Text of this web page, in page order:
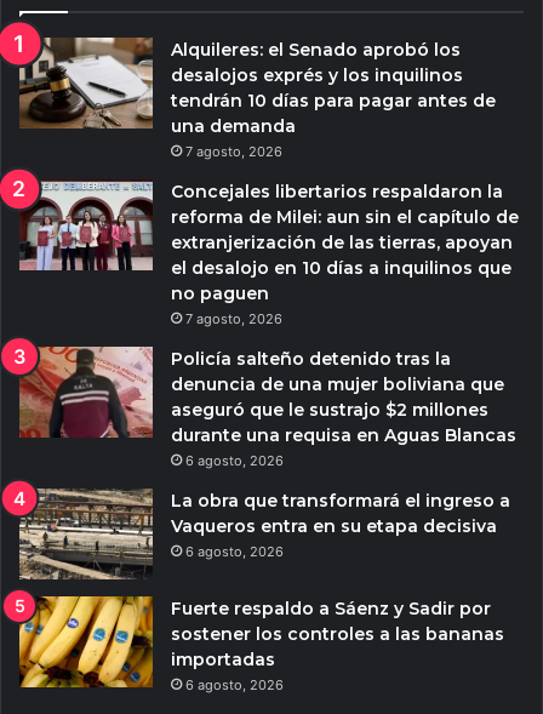
Alquileres: el Senado aprobó los
desalojos exprés y los inquilinos
tendrán 10 días para pagar antes de
una demanda
7 agosto, 2026
Concejales libertarios respaldaron la
reforma de Milei: aun sin el capítulo de
extranjerización de las tierras, apoyan
el desalojo en 10 días a inquilinos que
no paguen
7 agosto, 2026
Policía salteño detenido tras la
denuncia de una mujer boliviana que
aseguró que le sustrajo $2 millones
durante una requisa en Aguas Blancas
6 agosto, 2026
La obra que transformará el ingreso a
Vaqueros entra en su etapa decisiva
6 agosto, 2026
Fuerte respaldo a Sáenz y Sadir por
sostener los controles a las bananas
importadas
6 agosto, 2026